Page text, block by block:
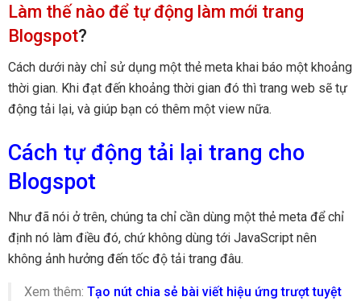
Làm thế nào để tự động làm mới trang
Blogspot?
Cách dưới này chỉ sử dụng một thẻ meta khai báo một khoảng
thời gian. Khi đạt đến khoảng thời gian đó thì trang web sẽ tự
động tải lại, và giúp bạn có thêm một view nữa.
Cách tự động tải lại trang cho
Blogspot
Như đã nói ở trên, chúng ta chỉ cần dùng một thẻ meta để chỉ
định nó làm điều đó, chứ không dùng tới JavaScript nên
không ảnh hưởng đến tốc độ tải trang đâu.
Xem thêm: Tạo nút chia sẻ bài viết hiệu ứng trượt tuyệt